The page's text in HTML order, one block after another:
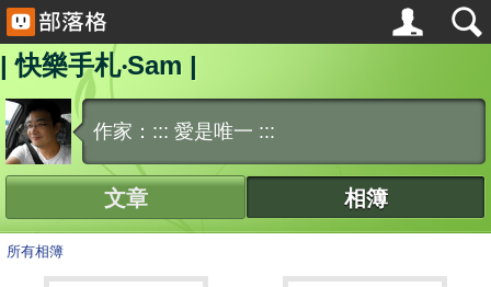
| 快樂手札‧Sam |
作家：::: 愛是唯一 :::
文章 相簿
所有相簿